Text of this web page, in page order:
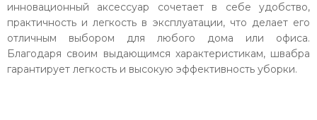
инновационный аксессуар сочетает в себе удобство,
практичность и легкость в эксплуатации, что делает его
отличным выбором для любого дома или офиса.
Благодаря своим выдающимся характеристикам, швабра
гарантирует легкость и высокую эффективность уборки.